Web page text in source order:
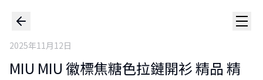
2025年11月12日
MIU MIU 徽標焦糖色拉鏈開衫 精品 精